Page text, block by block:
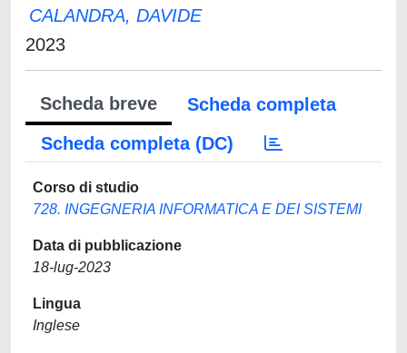
CALANDRA, DAVIDE
2023
Scheda breve
Scheda completa
Scheda completa (DC)
Corso di studio
728. INGEGNERIA INFORMATICA E DEI SISTEMI
Data di pubblicazione
18-lug-2023
Lingua
Inglese